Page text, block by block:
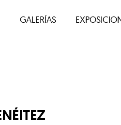
GALERÍAS